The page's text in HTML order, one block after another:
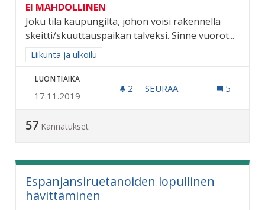
EI MAHDOLLINEN
Joku tila kaupungilta, johon voisi rakennella
skeitti/skuuttauspaikan talveksi. Sinne vuorot...
Rajaa tulokset aihepiirin mukaan: Liikunta ja ulkoilu
Liikunta ja ulkoilu
LUONTIAIKA
17.11.2019
2 2 SEURAAJAA
SEURAA 5
57 Kannatukset
Espanjansiruetanoiden lopullinen
hävittäminen